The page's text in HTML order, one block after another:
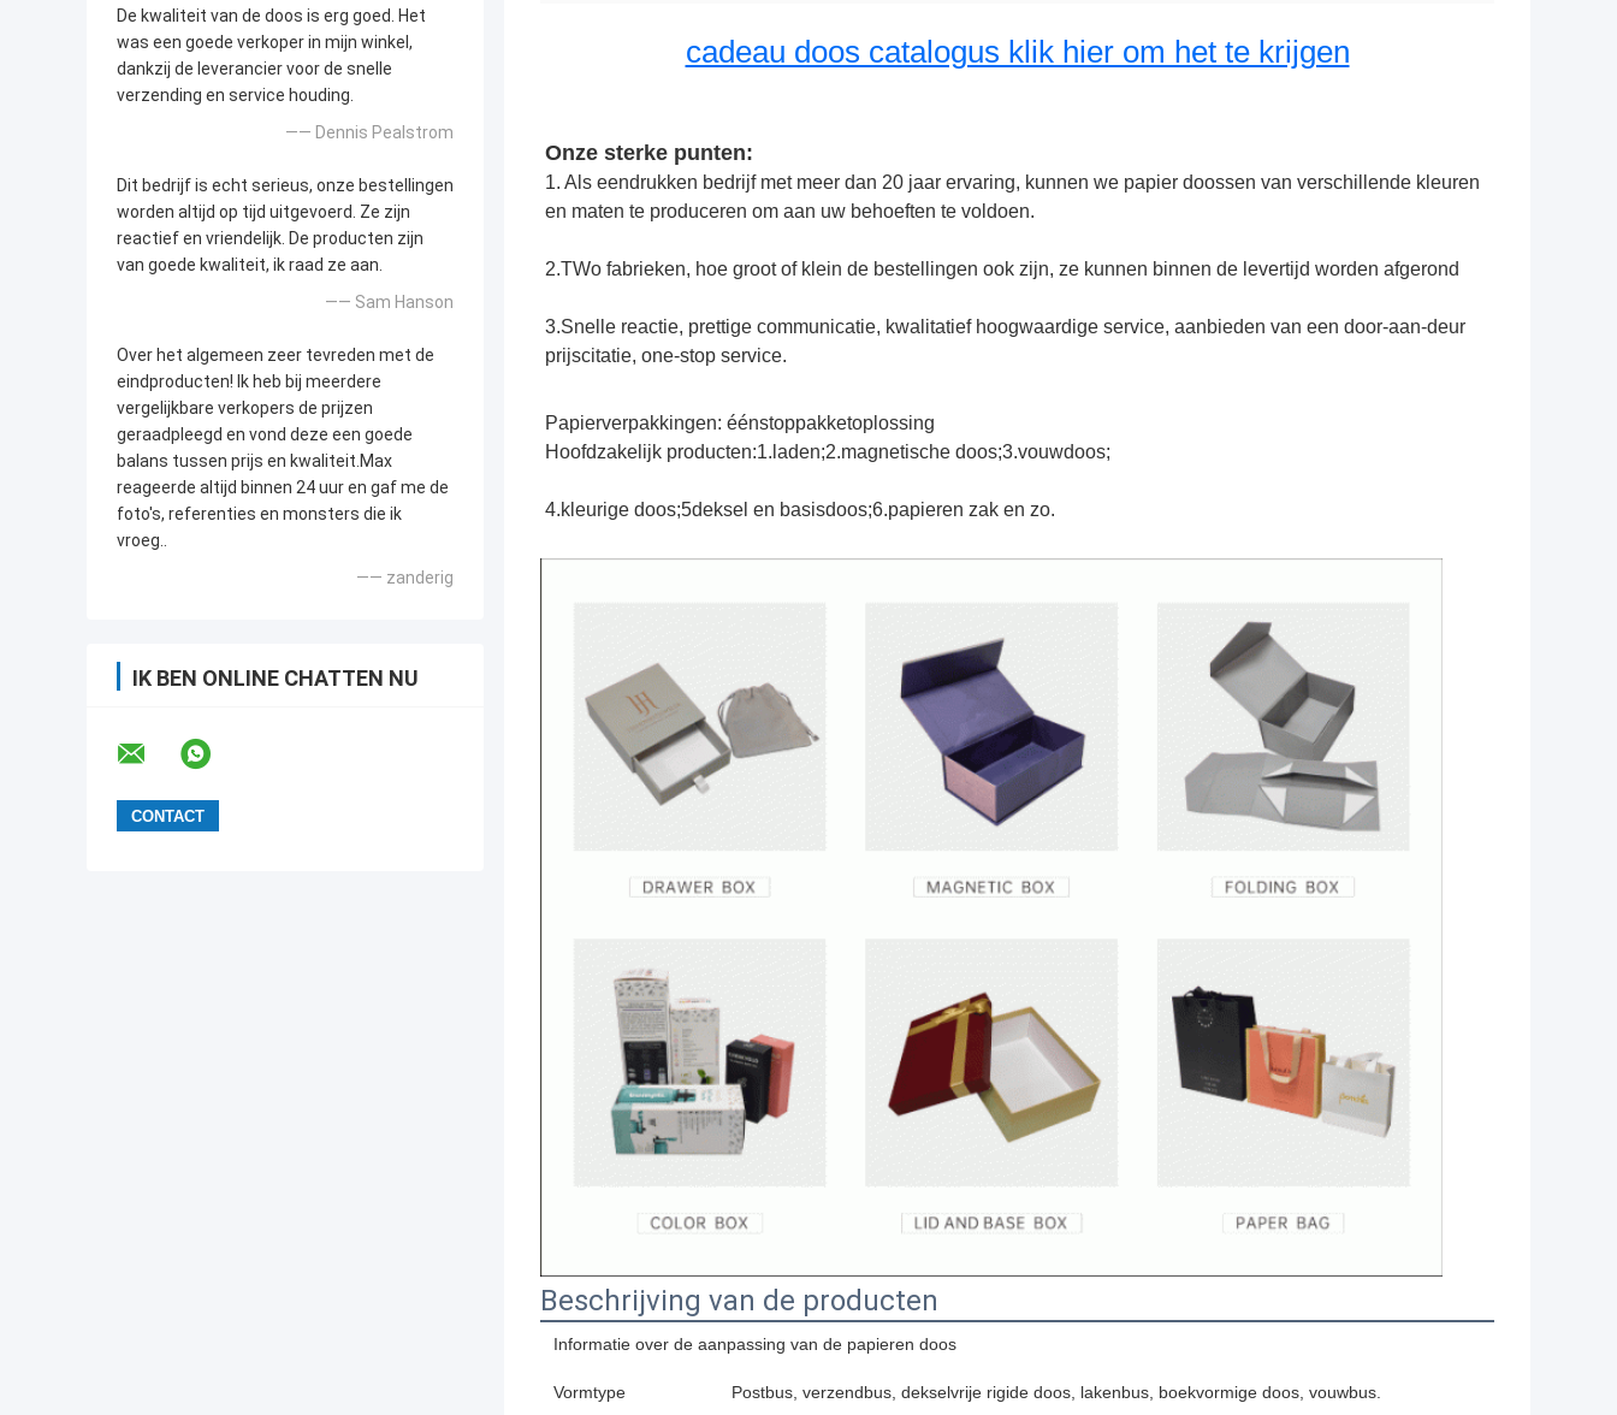
De kwaliteit van de doos is erg goed. Het
was een goede verkoper in mijn winkel,
dankzij de leverancier voor de snelle
verzending en service houding.
—— Dennis Pealstrom
Dit bedrijf is echt serieus, onze bestellingen
worden altijd op tijd uitgevoerd. Ze zijn
reactief en vriendelijk. De producten zijn
van goede kwaliteit, ik raad ze aan.
—— Sam Hanson
Over het algemeen zeer tevreden met de
eindproducten! Ik heb bij meerdere
vergelijkbare verkopers de prijzen
geraadpleegd en vond deze een goede
balans tussen prijs en kwaliteit.Max
reageerde altijd binnen 24 uur en gaf me de
foto's, referenties en monsters die ik
vroeg..
—— zanderig
IK BEN ONLINE CHATTEN NU
cadeau doos catalogus klik hier om het te krijgen
Onze sterke punten:
1. Als eendrukken bedrijf met meer dan 20 jaar ervaring, kunnen we papier doossen van verschillende kleuren
en maten te produceren om aan uw behoeften te voldoen.
2.TWo fabrieken, hoe groot of klein de bestellingen ook zijn, ze kunnen binnen de levertijd worden afgerond
3.Snelle reactie, prettige communicatie, kwalitatief hoogwaardige service, aanbieden van een door-aan-deur
prijscitatie, one-stop service.
Papierverpakkingen: éénstoppakketoplossing
Hoofdzakelijk producten:1.laden;2.magnetische doos;3.vouwdoos;
4.kleurige doos;5deksel en basisdoos;6.papieren zak en zo.
Beschrijving van de producten
Informatie over de aanpassing van de papieren doos
Vormtype Postbus, verzendbus, dekselvrije rigide doos, lakenbus, boekvormige doos, vouwbus.